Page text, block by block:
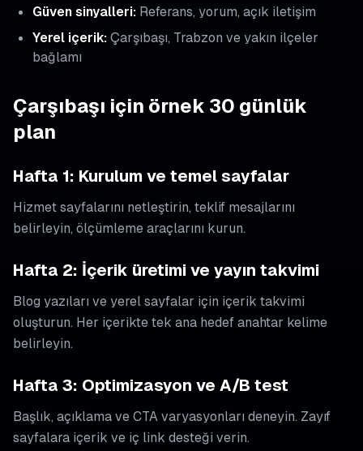
Güven sinyalleri: Referans, yorum, açık iletişim
Yerel içerik:Çarşıbaşı, Trabzon ve yakın ilçeler
bağlamı
Çarşıbaşı için örnek 30 günlük
plan
Hafta 1: Kurulum ve temel sayfalar
Hizmet sayfalarını netleştirin, teklif mesajlarını
belirleyin, ölçümleme araçlarını kurun.
Hafta 2: İçerik üretimi ve yayın takvimi
Blog yazıları ve yerel sayfalar için içerik takvimi
oluşturun. Her içerikte tek ana hedef anahtar kelime
belirleyin.
Hafta 3: Optimizasyon ve A/B test
Başlık, açıklama ve CTA varyasyonları deneyin. Zayıf
sayfalara içerik ve iç link desteği verin.